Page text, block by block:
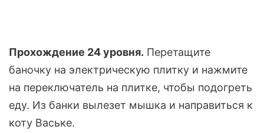
Прохождение 24 уровня. Перетащите
баночку на электрическую плитку и нажмите
на переключатель на плитке, чтобы подогреть
еду. Из банки вылезет мышка и направиться к
коту Ваське.